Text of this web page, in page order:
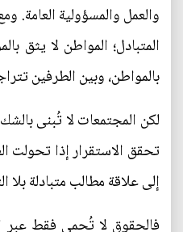
والعمل والمسؤولية العامة.
المتبادل؛ المواطن لا يثق
بالمواطن، وبين الطرفين
لكن المجتمعات لا تُبنى
تحقق الاستقرار إذا تحولت
إلى علاقة مطالب متبادلة بلا
فالحقوق لا تُحمى فقط عبر